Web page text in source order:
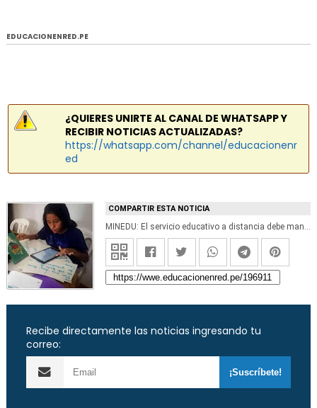
EDUCACIONENRED.PE
¿QUIERES UNIRTE AL CANAL DE WHATSAPP Y
RECIBIR NOTICIAS ACTUALIZADAS?
https://whatsapp.com/channel/educacionenr
ed
COMPARTIR ESTA NOTICIA
MINEDU: El servicio educativo a distancia debe mantener el enfoque orientado a competencias - www.minedu.gob.pe
Recibe directamente las noticias ingresando tu
correo: